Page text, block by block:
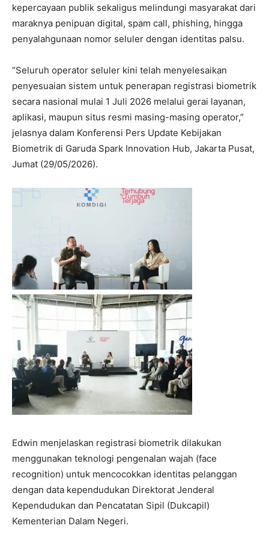
kepercayaan publik sekaligus melindungi masyarakat dari
maraknya penipuan digital, spam call, phishing, hingga
penyalahgunaan nomor seluler dengan identitas palsu.
“Seluruh operator seluler kini telah menyelesaikan
penyesuaian sistem untuk penerapan registrasi biometrik
secara nasional mulai 1 Juli 2026 melalui gerai layanan,
aplikasi, maupun situs resmi masing-masing operator,”
jelasnya dalam Konferensi Pers Update Kebijakan
Biometrik di Garuda Spark Innovation Hub, Jakarta Pusat,
Jumat (29/05/2026).
Edwin menjelaskan registrasi biometrik dilakukan
menggunakan teknologi pengenalan wajah (face
recognition) untuk mencocokkan identitas pelanggan
dengan data kependudukan Direktorat Jenderal
Kependudukan dan Pencatatan Sipil (Dukcapil)
Kementerian Dalam Negeri.